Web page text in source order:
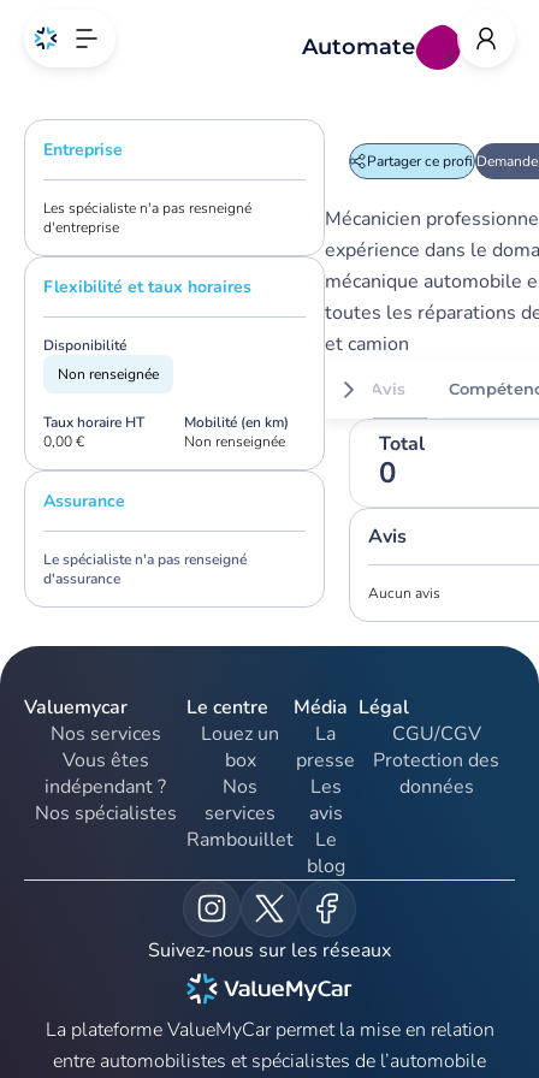
Entreprise
Les spécialiste n'a pas resneigné
d'entreprise
Flexibilité et taux horaires
Disponibilité
Non renseignée
Taux horaire HT
0,00 €
Mobilité (en km)
Non renseignée
Assurance
Le spécialiste n'a pas renseigné
d'assurance
A
Automate
Partager ce profil
Mécanicien
expérience dans le
mécanique automobile
toutes les réparations
et camion
Avis
Total
0
Avis
Aucun avis
Valuemycar
Nos services
Vous êtes
indépendant ?
Nos spécialistes
Le centre
Louez un
box
Nos
services
Rambouillet
Média
La
presse
Les
avis
Le
blog
Légal
CGU/CGV
Protection des
données
Suivez-nous sur les réseaux
La plateforme ValueMyCar permet la mise en relation
entre automobilistes et spécialistes de l’automobile